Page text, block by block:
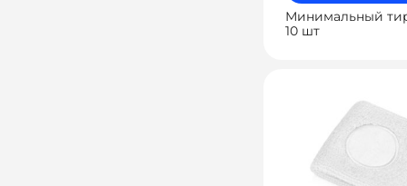
Минимальный
10 шт